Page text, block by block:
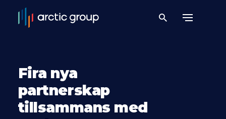
Fira nya
partnerskap
tillsammans med